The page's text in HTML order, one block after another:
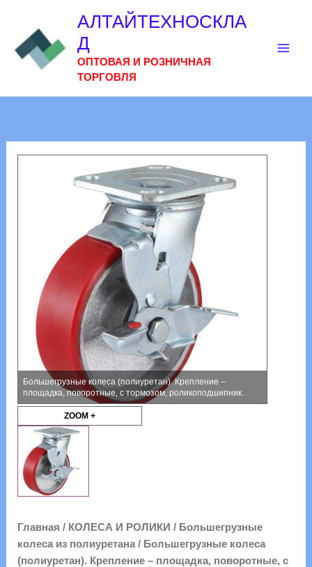
содержимому
АЛТАЙТЕХНОСКЛА
Д
ОПТОВАЯ И РОЗНИЧНАЯ
ТОРГОВЛЯ
Большегрузные колеса (полиуретан). Крепление –
площадка, поворотные, с тормозом, роликоподшипник.
ZOOM +
Главная / КОЛЕСА И РОЛИКИ / Большегрузные
колеса из полиуретана/ Большегрузные колеса
(полиуретан). Крепление – площадка, поворотные, с